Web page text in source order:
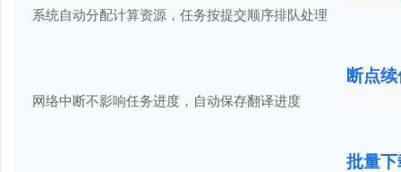
系统自动分配计算资源，任务按提交顺序排队处理
断点
网络中断不影响任务进度，自动保存翻译进度
批量下